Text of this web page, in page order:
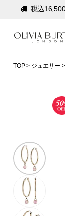
税込
公式パッケ
入って安
会員登録
TOP ジュエリー